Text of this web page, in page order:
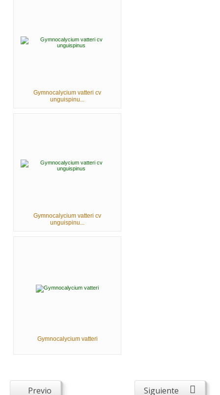
Gymnocalycium vatteri cv
unguispinu...
Gymnocalycium vatteri cv
unguispinu...
Gymnocalycium vatteri
Previo Siguiente